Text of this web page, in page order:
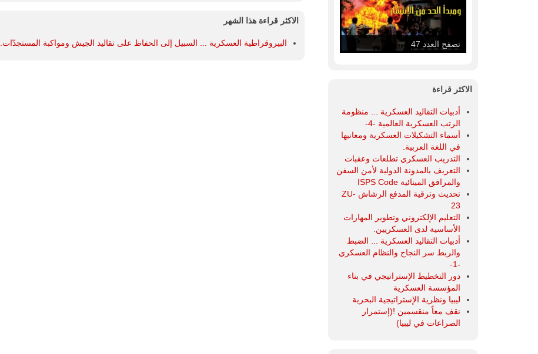
الاكثر قراءة هذا الشهر
البيروقراطية العسكرية ... السبيل إلى الحفاظ على تقاليد الجيش ومواكبة المستجدّات. تصفح العدد 47
الاكثر قراءة
أدبيات التقاليد العسكرية ... منظومة
الرتب العسكرية العالمية -4-
أسماء التشكيلات العسكرية ومعانيها
في اللغة العربية.
التدريب العسكري تطلعات وعقبات
التعريف بالمدونة الدولية لأمن السفن
والمرافق المينائية ISPS Code
تحديث وترقية المدفع الرشاش ZU-
23
التعليم الإلكتروني وتطوير المهارات
الأساسية لدى العسكريين.
أدبيات التقاليد العسكرية ... الضبط
والربط سر النجاح والنظام العسكري
-1-
دور التخطيط الإستراتيجي في بناء
المؤسسة العسكرية
ليبيا ونظرية الإستراتيجية البحرية
نقف معاً منقسمين !(إستمرار
الصراعات في ليبيا)